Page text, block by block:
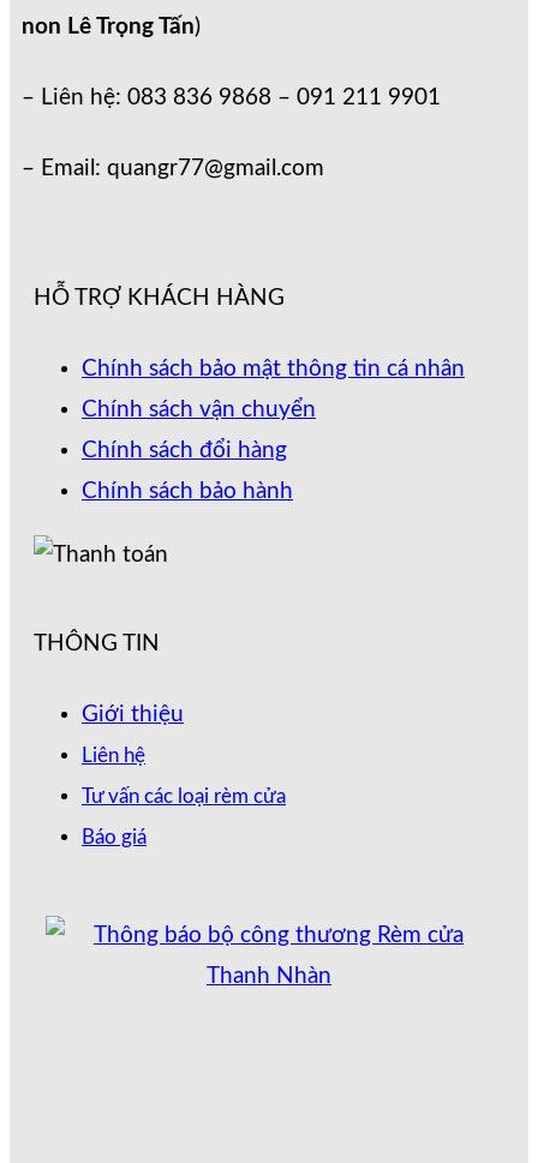
non Lê Trọng Tấn)
– Liên hệ: 083 836 9868 – 091 211 9901
– Email: quangr77@gmail.com
HỖ TRỢ KHÁCH HÀNG
Chính sách bảo mật thông tin cá nhân
Chính sách vận chuyển
Chính sách đổi hàng
Chính sách bảo hành
THÔNG TIN
Giới thiệu
Liên hệ
Tư vấn các loại rèm cửa
Báo giá